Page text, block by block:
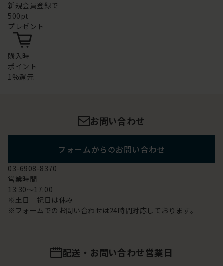
新規会員登録で
500pt
プレゼント
購入時
ポイント
1%還元
お問い合わせ
フォームからのお問い合わせ
03-6908-8370
営業時間
13:30～17:00
※土日 祝日は休み
※フォームでのお問い合わせは24時間対応しております。
配送・お問い合わせ営業日